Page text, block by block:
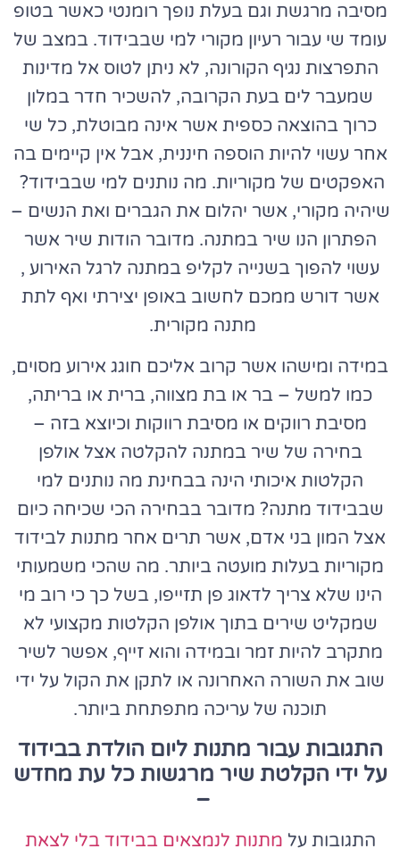
מסיבה מרגשת וגם בעלת נופך רומנטי כאשר בטופ
עומד שי עבור רעיון מקורי למי שבבידוד. במצב של
התפרצות נגיף הקורונה, לא ניתן לטוס אל מדינות
שמעבר לים בעת הקרובה, להשכיר חדר במלון
כרוך בהוצאה כספית אשר אינה מבוטלת, כל שי
אחר עשוי להיות הוספה חיננית, אבל אין קיימים בה
האפקטים של מקוריות. מה נותנים למי שבבידוד?
שיהיה מקורי, אשר יהלום את הגברים ואת הנשים –
הפתרון הנו שיר במתנה. מדובר הודות שיר אשר
עשוי להפוך בשנייה לקליפ במתנה לרגל האירוע ,
אשר דורש ממכם לחשוב באופן יצירתי ואף לתת
מתנה מקורית.
במידה ומישהו אשר קרוב אליכם חוגג אירוע מסוים,
כמו למשל – בר או בת מצווה, ברית או בריתה,
מסיבת רווקים או מסיבת רווקות וכיוצא בזה –
בחירה של שיר במתנה להקלטה אצל אולפן
הקלטות איכותי הינה בבחינת מה נותנים למי
שבבידוד מתנה? מדובר בבחירה הכי שכיחה כיום
אצל המון בני אדם, אשר תרים אחר מתנות לבידוד
מקוריות בעלות מועטה ביותר. מה שהכי משמעותי
הינו שלא צריך לדאוג פן תזייפו, בשל כך כי רוב מי
שמקליט שירים בתוך אולפן הקלטות מקצועי לא
מתקרב להיות זמר ובמידה והוא זייף, אפשר לשיר
שוב את השורה האחרונה או לתקן את הקול על ידי
תוכנה של עריכה מתפתחת ביותר.
התגובות עבור מתנות ליום הולדת בבידוד
על ידי הקלטת שיר מרגשות כל עת מחדש
–
התגובות על מתנות לנמצאים בבידוד בלי לצאת